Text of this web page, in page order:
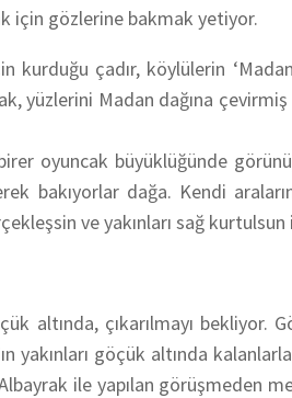
için gözlerine bakmak yetiyor.
kurduğu çadır, köylülerin
Madan dağına çevirmiş
oyuncak büyüklüğünde
bakıyorlar dağa. Kendi
ve yakınları sağ
altında, çıkarılmayı bekliyor.
yakınları göçük altında
ile yapılan görüşmeden